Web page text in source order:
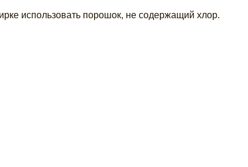
использовать порошок, не содержащий хлор.